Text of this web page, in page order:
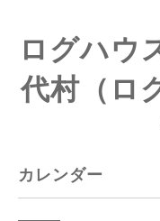
ログハウ
代村（ロ
カレンダー